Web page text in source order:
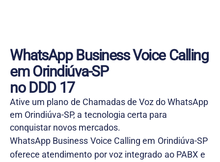
WhatsApp Business Voice Calling
em Orindiúva-SP
no DDD 17
Ative um plano de Chamadas de Voz do WhatsApp
em Orindiúva-SP, a tecnologia certa para
conquistar novos mercados.
WhatsApp Business Voice Calling em Orindiúva-SP
oferece atendimento por voz integrado ao PABX e